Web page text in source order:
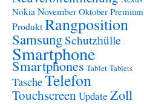
Nokia November Oktober Premium
ProduktRangposition
SamsungSchutzhülle
Smartphone
Smartphones Tablet Tablets
TascheTelefon
Touchscreen Update Zoll